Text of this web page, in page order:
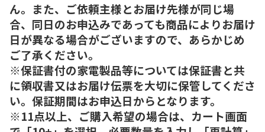
ん。また、ご依頼主様とお届け先様が同じ場
合、同日のお申込みであっても商品によりお届け
日が異なる場合がございますので、あらかじめ
ご了承ください。
※保証書付の家電製品等については保証書と共
に領収書又はお届け伝票を大切に保管してくださ
い。保証期間はお申込日からとなります。
※11点以上、ご購入希望の場合は、カート画面